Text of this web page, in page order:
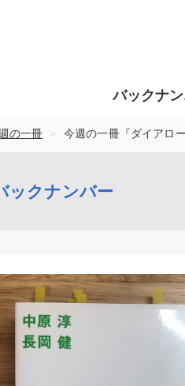
バックナ
の一冊 > 今週の一冊『ダイアロ
ックナンバー